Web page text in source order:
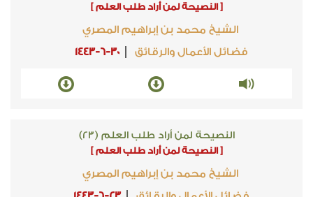
[ النصيحة لمن أراد طلب العلم ]
الشيخ محمد بن إبراهيم المصري
فضائل الأعمال والرقائق
1443-6-30
النصيحة لمن أراد طلب العلم (23)
[ النصيحة لمن أراد طلب العلم ]
الشيخ محمد بن إبراهيم المصري